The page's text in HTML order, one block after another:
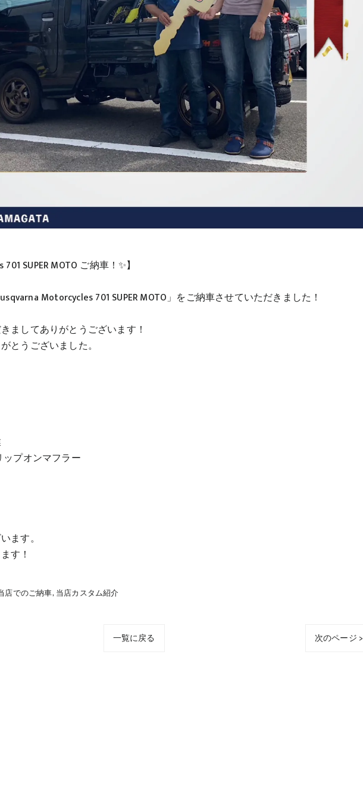
SUPER MOTO ご納車！✨】
Motorcycles 701 SUPER MOTO」をご納車させていただきました！
ましてありがとうございます！
とうございました。
ップオンマフラー
ます。
す！
店でのご納車 当店カスタム紹介
一覧に戻る 次のページ >